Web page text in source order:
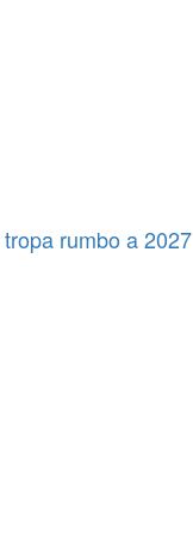
rumbo a 2027